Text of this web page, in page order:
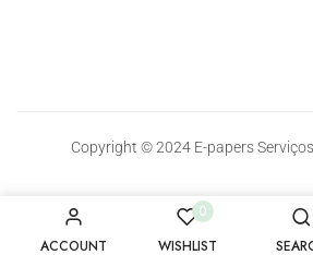
ACCOUNT
0
WISHLIST
Copyright © 2024 E-papers